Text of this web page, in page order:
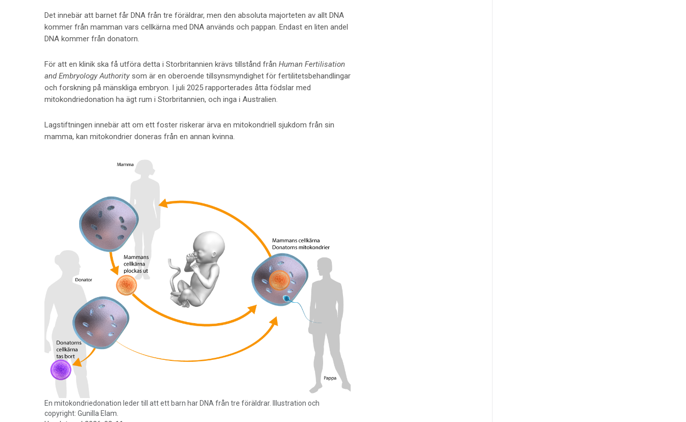
Det innebär att barnet får DNA från tre föräldrar, men den absoluta majorteten av allt DNA
kommer från mamman vars cellkärna med DNA används och pappan. Endast en liten andel
DNA kommer från donatorn.
För att en klinik ska få utföra detta i Storbritannien krävs tillstånd från Human Fertilisation
and Embryology Authoritysom är en oberoende tillsynsmyndighet för fertilitetsbehandlingar
och forskning på mänskliga embryon. I juli 2025 rapporterades åtta födslar med
mitokondriedonation ha ägt rum i Storbritannien, och inga i Australien.
Lagstiftningen innebär att om ett foster riskerar ärva en mitokondriell sjukdom från sin
mamma, kan mitokondrier doneras från en annan kvinna.
En mitokondriedonation leder till att ett barn har DNA från tre föräldrar. Illustration och
copyright: Gunilla Elam.